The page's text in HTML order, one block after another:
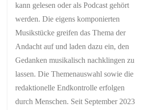
kann gelesen oder als Podcast gehört
werden. Die eigens komponierten
Musikstücke greifen das Thema der
Andacht auf und laden dazu ein, den
Gedanken musikalisch nachklingen zu
lassen. Die Themenauswahl sowie die
redaktionelle Endkontrolle erfolgen
durch Menschen. Seit September 2023